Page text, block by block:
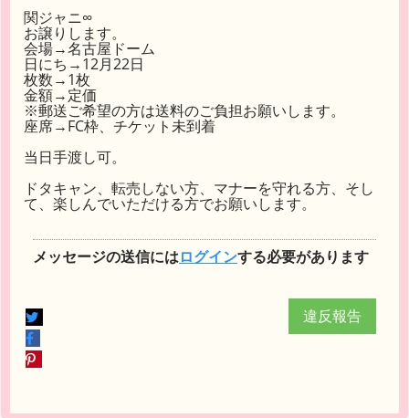
関ジャニ∞
お譲りします。
会場→名古屋ドーム
日にち→12月22日
枚数→1枚
金額→定価
※郵送ご希望の方は送料のご負担お願いします。
座席→FC枠、チケット未到着
当日手渡し可。
ドタキャン、転売しない方、マナーを守れる方、そし
て、楽しんでいただける方でお願いします。
メッセージの送信にはログインする必要があります
違反報告